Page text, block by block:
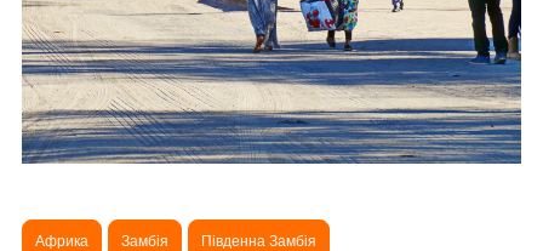
Африка Замбія Південна Замбія